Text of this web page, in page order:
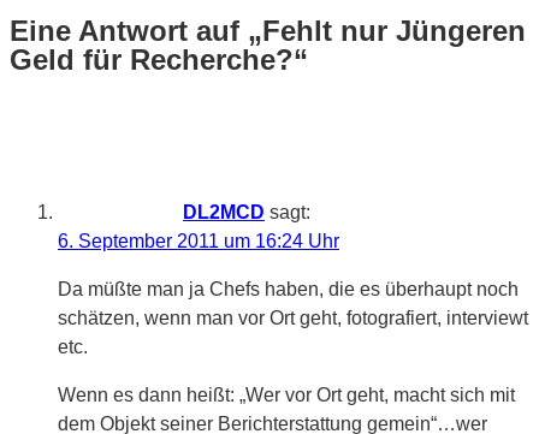
Eine Antwort auf „Fehlt nur Jüngeren
Geld für Recherche?“
DL2MCD sagt:
6. September 2011 um 16:24 Uhr
Da müßte man ja Chefs haben, die es überhaupt noch
schätzen, wenn man vor Ort geht, fotografiert, interviewt
etc.
Wenn es dann heißt: „Wer vor Ort geht, macht sich mit
dem Objekt seiner Berichterstattung gemein“…wer